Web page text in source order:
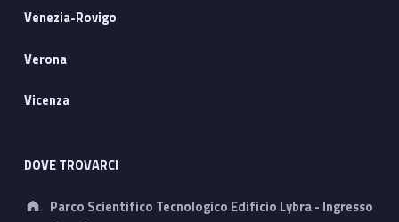
Venezia-Rovigo
Verona
Vicenza
DOVE TROVARCI
Address:
Parco Scientifico Tecnologico Edificio Lybra - Ingresso